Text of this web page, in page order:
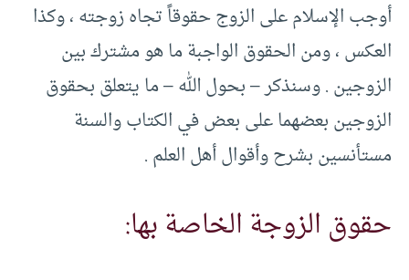
أوجب الإسلام على الزوج حقوقاً تجاه زوجته ، وكذا
العكس ، ومن الحقوق الواجبة ما هو مشترك بين
الزوجين . وسنذكر – بحول الله – ما يتعلق بحقوق
الزوجين بعضهما على بعض في الكتاب والسنة
مستأنسين بشرح وأقوال أهل العلم .
حقوق الزوجة الخاصة بها: